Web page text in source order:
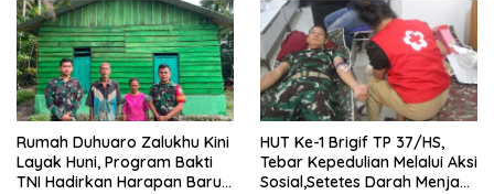
Rumah Duhuaro Zalukhu Kini
Layak Huni, Program Bakti
TNI Hadirkan Harapan Baru
HUT Ke-1 Brigif TP 37/HS,
Tebar Kepedulian Melalui Aksi
Sosial,Setetes Darah Menjadi